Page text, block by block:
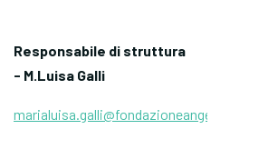
Responsabile di struttura
- M.Luisa Galli
marialuisa.galli@fondazioneangelocustode.it